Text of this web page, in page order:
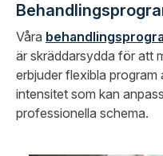
Våra
är skräddarsydda för att
erbjuder flexibla
intensitet som kan
professionella schema.